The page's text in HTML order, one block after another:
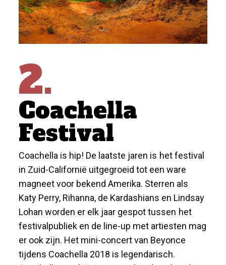
2.
Coachella
Festival
Coachella is hip! De laatste jaren is het festival
in Zuid-Californië uitgegroeid tot een ware
magneet voor bekend Amerika. Sterren als
Katy Perry, Rihanna, de Kardashians en Lindsay
Lohan worden er elk jaar gespot tussen het
festivalpubliek en de line-up met artiesten mag
er ook zijn. Het mini-concert van Beyonce
tijdens Coachella 2018 is legendarisch.